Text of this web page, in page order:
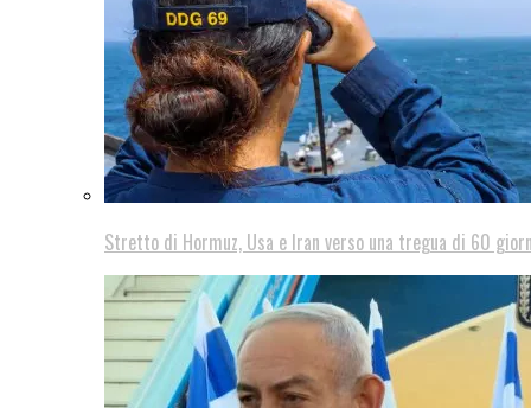
Stretto di Hormuz, Usa e Iran verso una tregua di 60